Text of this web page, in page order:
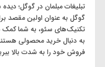
تبلیغات مبلمان در گوگل؛
گوگل به عنوان اولین مقصد
تکنیک‌های سئو، به شما کمک
به دنبال خرید محصولی
فروش خود را به شدت بالا